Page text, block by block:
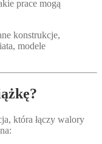
prace mogą
konstrukcje,
modele
która łączy walory